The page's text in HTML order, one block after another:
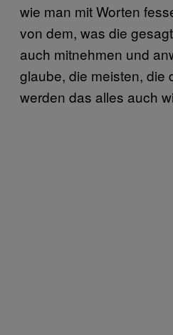
wie man mit Worten
von dem, was die
auch mitnehmen und
glaube, die meisten, die
werden das alles auch